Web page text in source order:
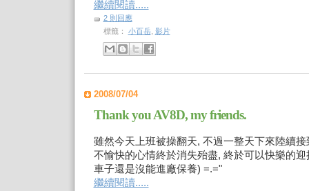
繼續閱讀.....
2 則回應
標籤： 小百岳, 影片
2008/07/04
Thank you AV8D, my friends.
雖然今天上班被操翻天, 不過一整天下來陸續
不愉快的心情終於消失殆盡, 終於可以快樂的
車子還是沒能進廠保養) =.="
繼續閱讀.....